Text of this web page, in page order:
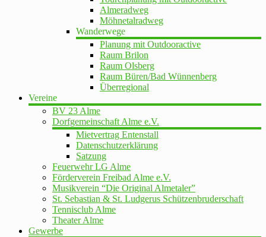
Almeradweg
Möhnetalradweg
Wanderwege
Planung mit Outdooractive
Raum Brilon
Raum Olsberg
Raum Büren/Bad Wünnenberg
Überregional
Vereine
BV 23 Alme
Dorfgemeinschaft Alme e.V.
Mietvertrag Entenstall
Datenschutzerklärung
Satzung
Feuerwehr LG Alme
Förderverein Freibad Alme e.V.
Musikverein “Die Original Almetaler”
St. Sebastian & St. Ludgerus Schützenbruderschaft
Tennisclub Alme
Theater Alme
Gewerbe